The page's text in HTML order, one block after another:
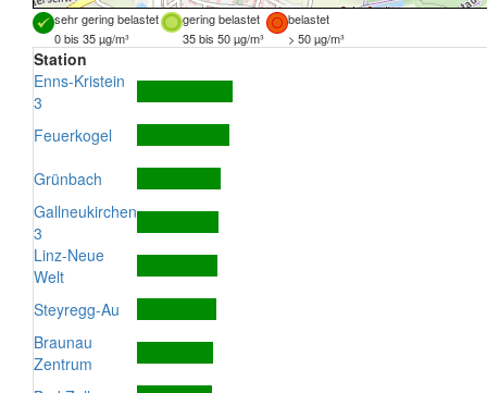
sehr gering belastet gering belastet
belastet
0 bis 35 µg/m³
35 bis 50 µg/m³ > 50 µg/m³
Station
Enns-Kristein
3
Feuerkogel
Grünbach
Gallneukirchen
3
Linz-Neue
Welt
Steyregg-Au
Braunau
Zentrum